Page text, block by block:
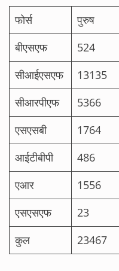
फोर्स पुरुष
बीएसएफ
524
सीआईएसएफ
13135
सीआरपीएफ
5366
एसएसबी
1764
आईटीबीपी
486
एआर
1556
एसएसएफ
23
कुल
23467